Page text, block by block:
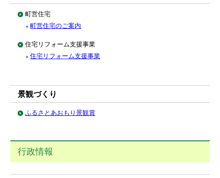
町営住宅
町営住宅のご案内
住宅リフォーム支援事業
住宅リフォーム支援事業
景観づくり
ふるさとあおもり景観賞
行政情報